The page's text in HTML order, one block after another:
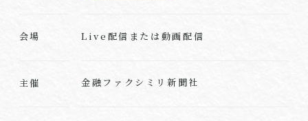
会場 Live配信または動画配信
主催 金融ファクシミリ新聞社